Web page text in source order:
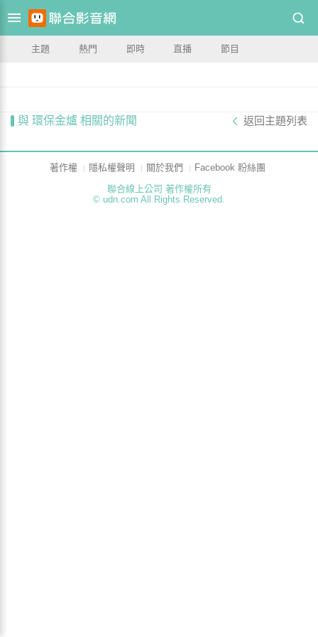
主題 熱門 即時 直播 節目
與 環保金爐 相關的新聞 返回主題列表
著作權 隱私權聲明 關於我們
Facebook 粉絲團
聯合線上公司 著作權所有
© udn.com All Rights Reserved.